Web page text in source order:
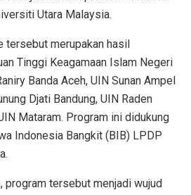
Utara Malaysia.
tersebut merupakan hasil
Tinggi Keagamaan Islam Negeri
Banda Aceh, UIN Sunan Ampel
Djati Bandung, UIN Raden
Mataram. Program ini didukung
Indonesia Bangkit (BIB) LPDP
program tersebut menjadi wujud